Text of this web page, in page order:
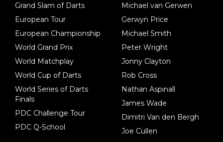
Grand Slam of Darts
European Tour
European Championship
World Grand Prix
World Matchplay
World Cup of Darts
World Series of Darts
Finals
PDC Challenge Tour
PDC Q-School
Michael van Gerwen
Gerwyn Price
Michael Smith
Peter Wright
Jonny Clayton
Rob Cross
Nathan Aspinall
James Wade
Dimitri Van den Bergh
Joe Cullen